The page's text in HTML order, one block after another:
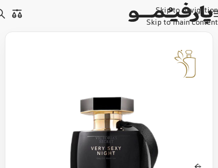
Skip to navigation
Skip to main content